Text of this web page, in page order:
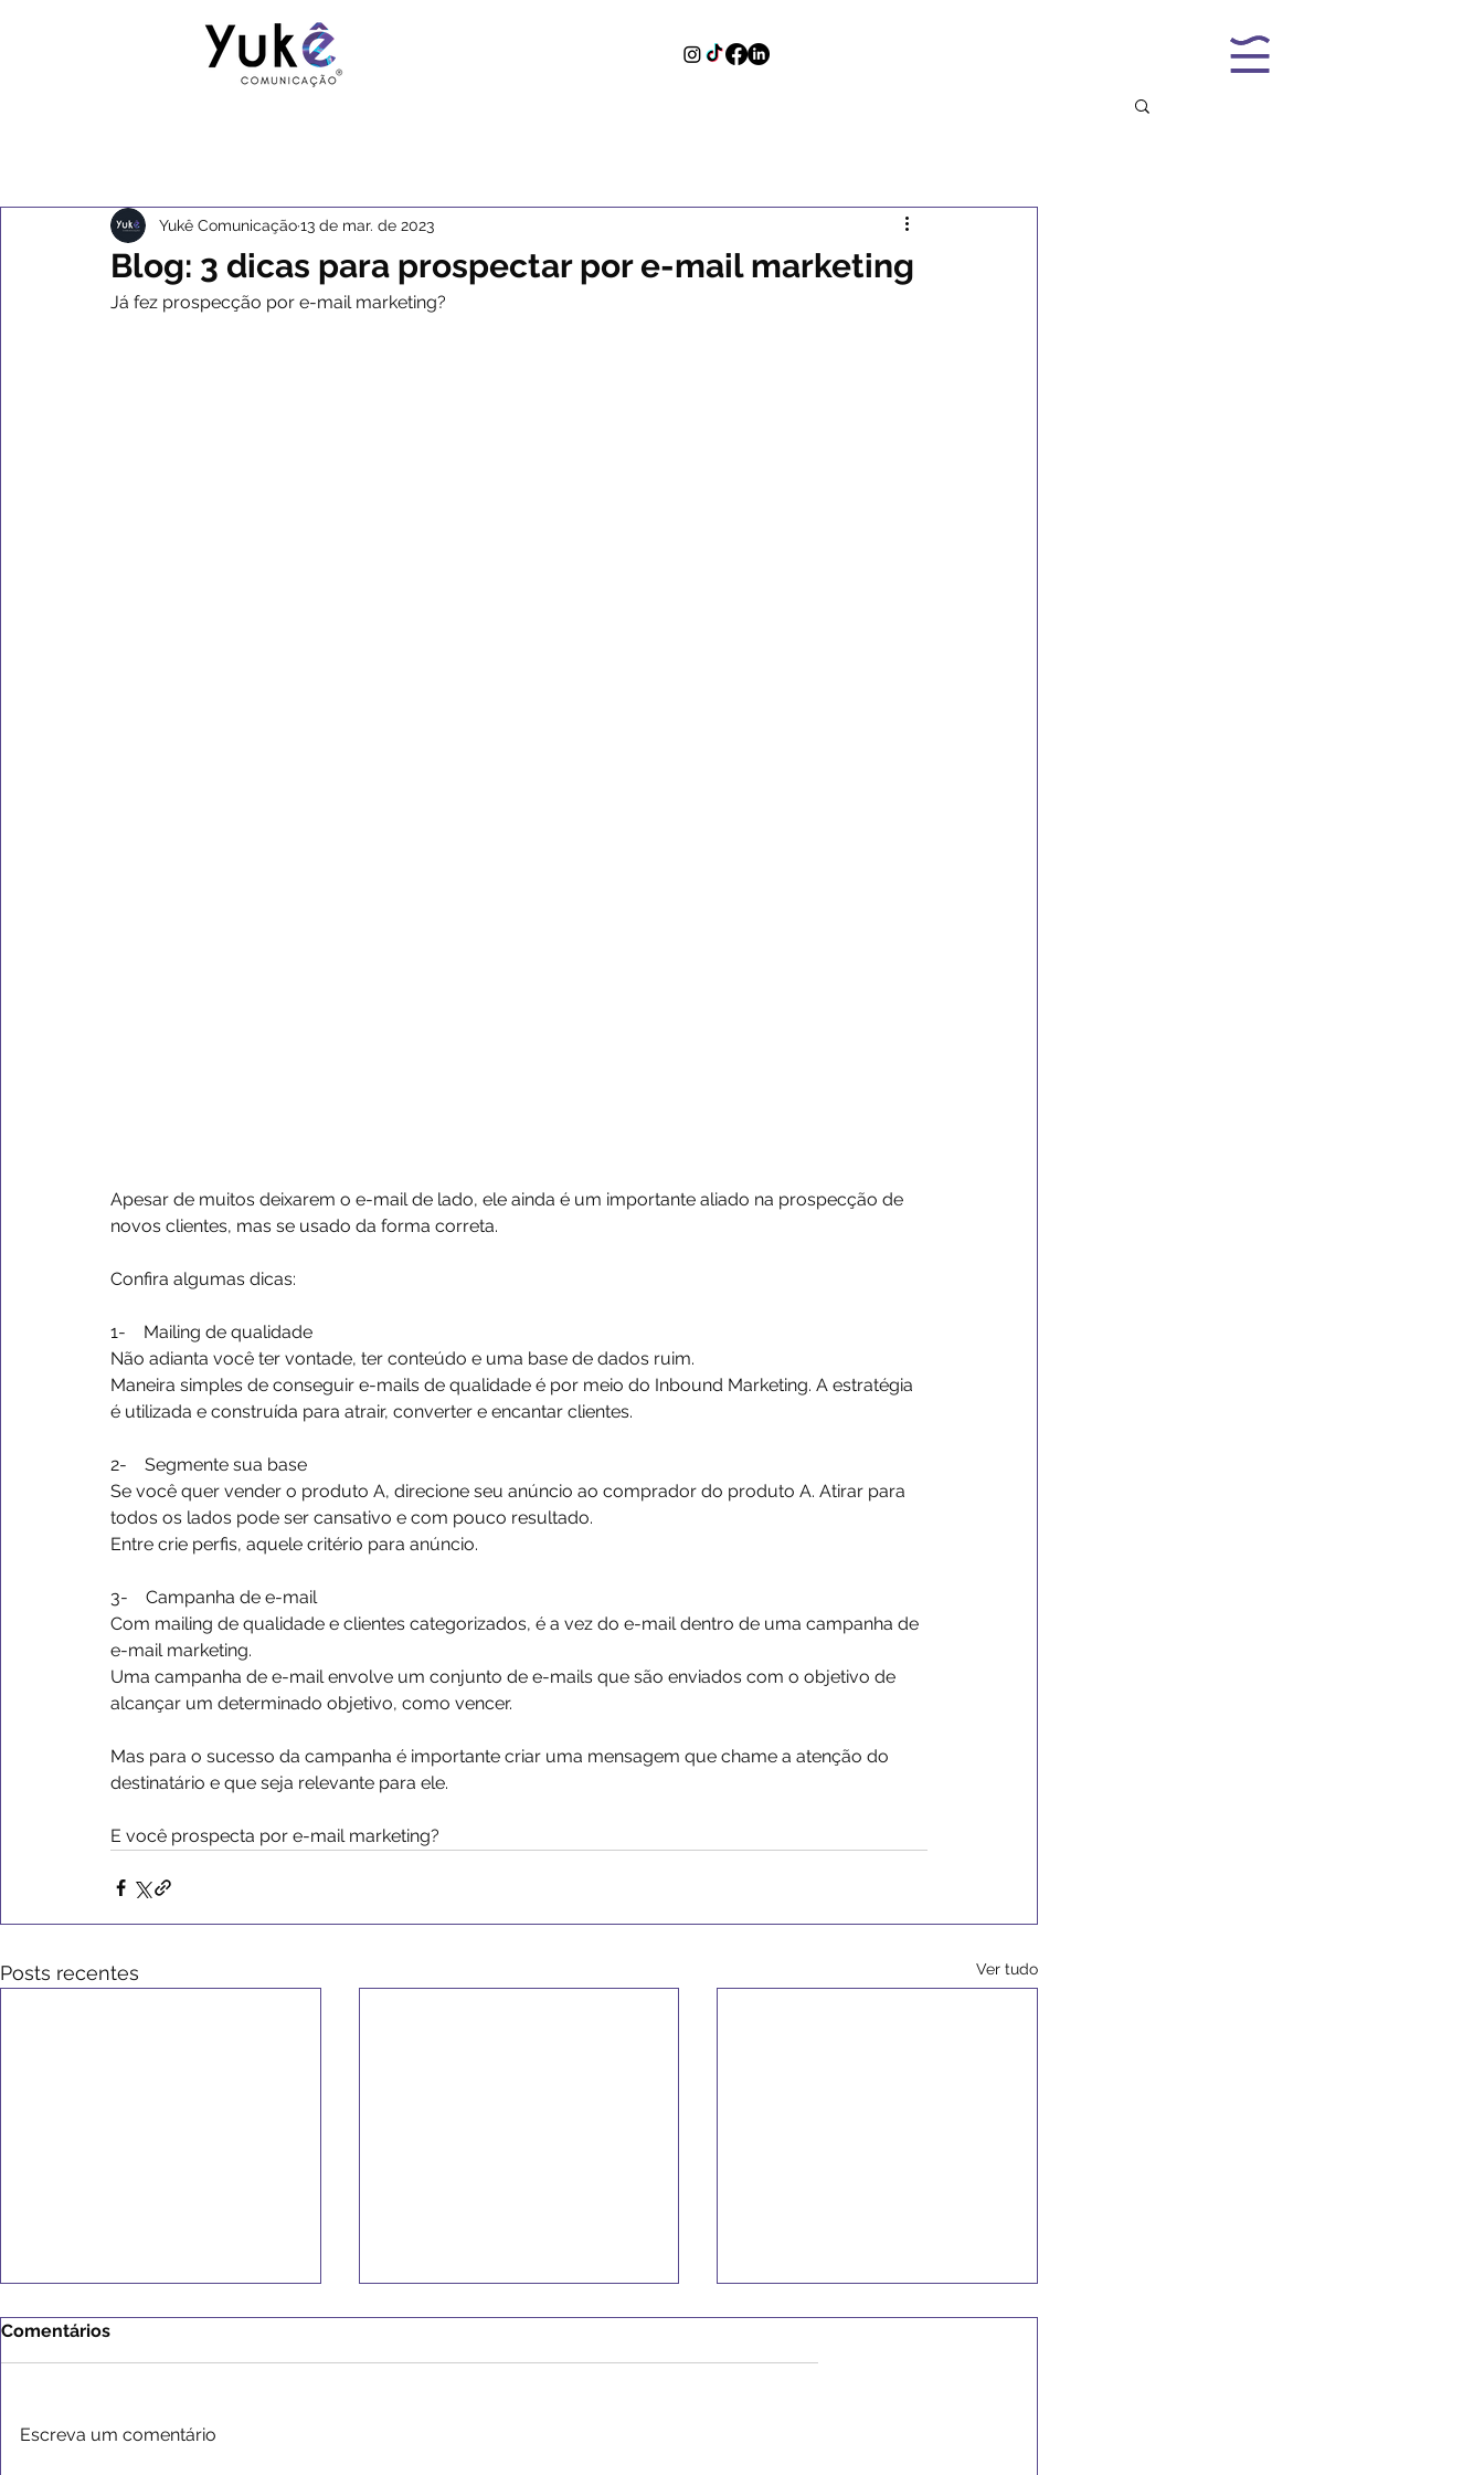
Blog: 3 dicas para prospectar por e-mail marketing
Yukê Comunicação13 de mar. de 2023
Já fez prospecção por e-mail marketing?
Apesar de muitos deixarem o e-mail de lado, ele ainda é um importante aliado na prospecção de
novos clientes, mas se usado da forma correta.
Confira algumas dicas:
1-    Mailing de qualidade
Não adianta você ter vontade, ter conteúdo e uma base de dados ruim.
Maneira simples de conseguir e-mails de qualidade é por meio do Inbound Marketing. A estratégia
é utilizada e construída para atrair, converter e encantar clientes.
2-    Segmente sua base
Se você quer vender o produto A, direcione seu anúncio ao comprador do produto A. Atirar para
todos os lados pode ser cansativo e com pouco resultado.
Entre crie perfis, aquele critério para anúncio.
3-    Campanha de e-mail
Com mailing de qualidade e clientes categorizados, é a vez do e-mail dentro de uma campanha de
e-mail marketing.
Uma campanha de e-mail envolve um conjunto de e-mails que são enviados com o objetivo de
alcançar um determinado objetivo, como vencer.
Mas para o sucesso da campanha é importante criar uma mensagem que chame a atenção do
destinatário e que seja relevante para ele.
E você prospecta por e-mail marketing?
Posts recentes Ver tudo
Comentários
Escreva um comentário